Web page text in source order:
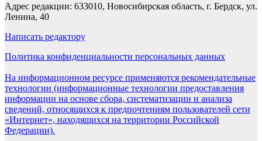
Адрес редакции: 633010, Новосибирская область, г. Бердск, ул.
Ленина, 40
Написать редактору
Политика конфиденциальности персональных данных
На информационном ресурсе применяются рекомендательные
технологии (информационные технологии предоставления
информации на основе сбора, систематизации и анализа
сведений, относящихся к предпочтениям пользователей сети
«Интернет», находящихся на территории Российской
Федерации).